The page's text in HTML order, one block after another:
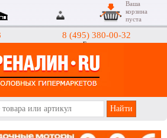
8 (495) 380-00-32
Гипермаркеты
Ваша
корзина
пуста